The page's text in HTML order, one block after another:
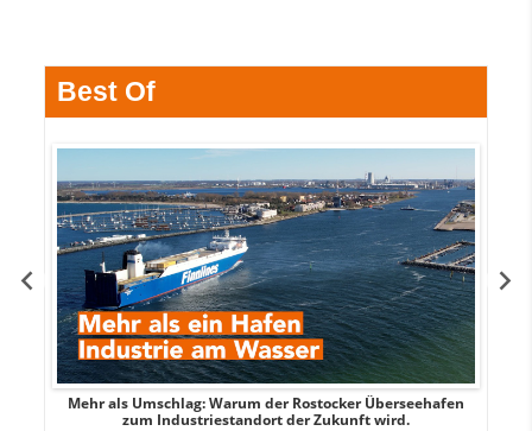
Best Of
Mehr als Umschlag: Warum der Rostocker Überseehafen
zum Industriestandort der Zukunft wird.